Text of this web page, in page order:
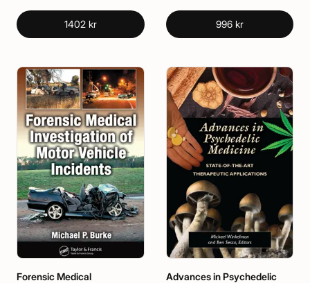
1402 kr 996 kr
Forensic Medical
Advances in Psychedelic